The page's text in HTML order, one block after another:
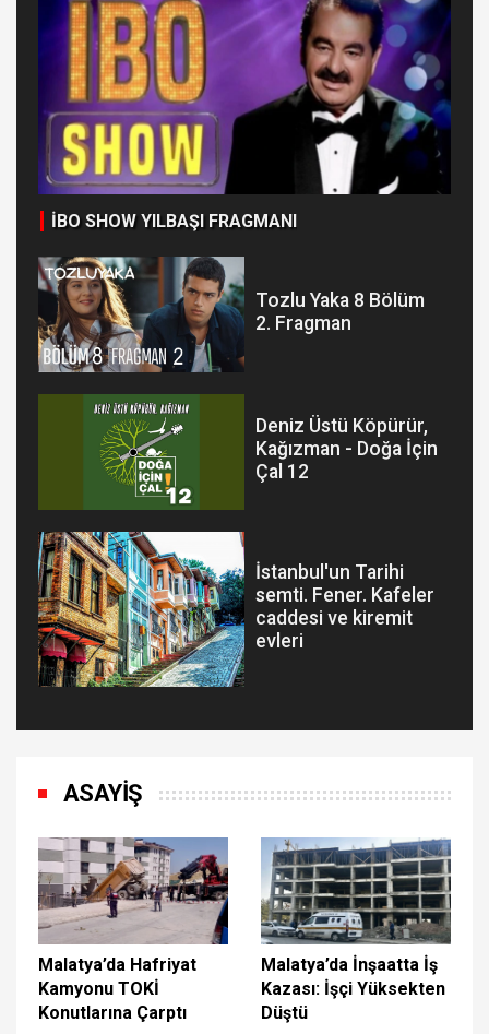
İBO SHOW YILBAŞI FRAGMANI
Tozlu Yaka 8 Bölüm
2. Fragman
Deniz Üstü Köpürür,
Kağızman - Doğa İçin
Çal 12
İstanbul'un Tarihi
semti. Fener. Kafeler
caddesi ve kiremit
evleri
ASAYİŞ
Malatya’da Hafriyat
Kamyonu TOKİ
Konutlarına Çarptı
Malatya’da İnşaatta İş
Kazası: İşçi Yüksekten
Düştü